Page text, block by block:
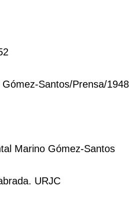
Santos/Prensa/
Marino Gómez-Santos
URJC